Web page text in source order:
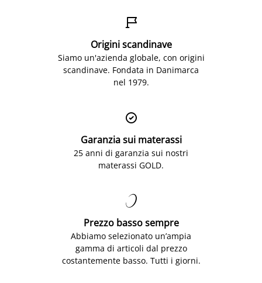

Origini scandinave
Siamo un'azienda globale, con origini
scandinave. Fondata in Danimarca
nel 1979.

Garanzia sui materassi
25 anni di garanzia sui nostri
materassi GOLD.

Prezzo basso sempre
Abbiamo selezionato un’ampia
gamma di articoli dal prezzo
costantemente basso. Tutti i giorni.